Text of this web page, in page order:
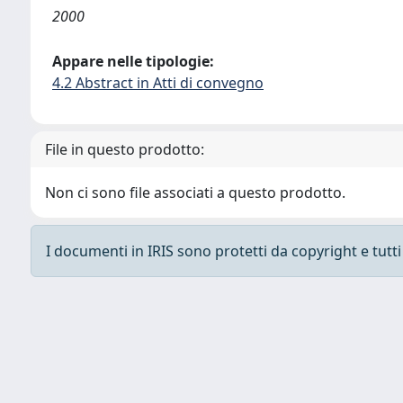
2000
Appare nelle tipologie:
4.2 Abstract in Atti di convegno
File in questo prodotto:
Non ci sono file associati a questo prodotto.
I documenti in IRIS sono protetti da copyright e